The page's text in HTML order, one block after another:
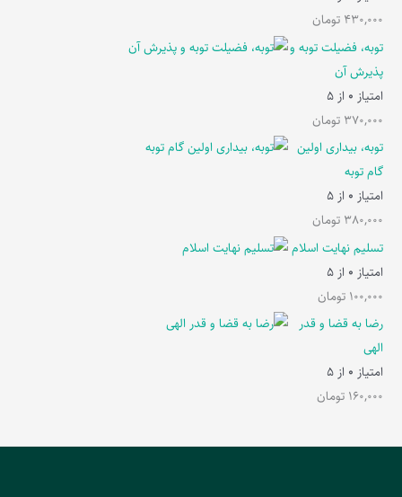
430,000 تومان
توبه، فضیلت توبه و
پذیرش آن
امتیاز 0 از 5
370,000 تومان
توبه، بیداری اولین
گام توبه
امتیاز 0 از 5
380,000 تومان
تسلیم نهایت اسلام
امتیاز 0 از 5
100,000 تومان
رضا به قضا و قدر
الهی
امتیاز 0 از 5
160,000 تومان